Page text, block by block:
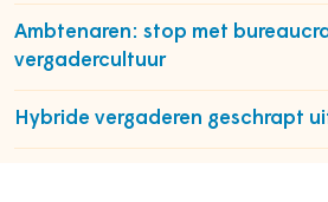
Ambtenaren: stop met
vergadercultuur
Hybride vergaderen geschrapt